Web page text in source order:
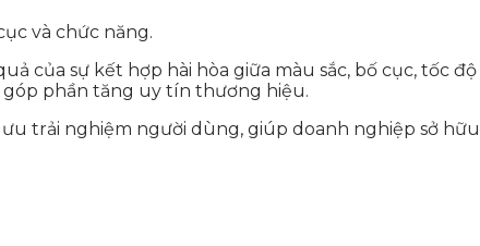
và chức năng.
của sự kết hợp hài hòa giữa màu sắc, bố cục, tốc
phần tăng uy tín thương hiệu.
trải nghiệm người dùng, giúp doanh nghiệp sở